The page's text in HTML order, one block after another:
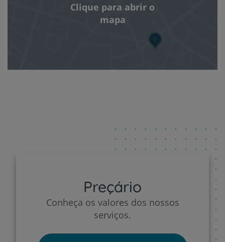
Clique para abrir o
mapa
Preçário
Conheça os valores dos nossos
serviços.